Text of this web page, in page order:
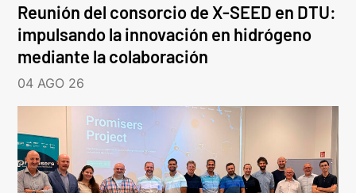
Reunión del consorcio de X-SEED en DTU:
impulsando la innovación en hidrógeno
mediante la colaboración
04 AGO 26